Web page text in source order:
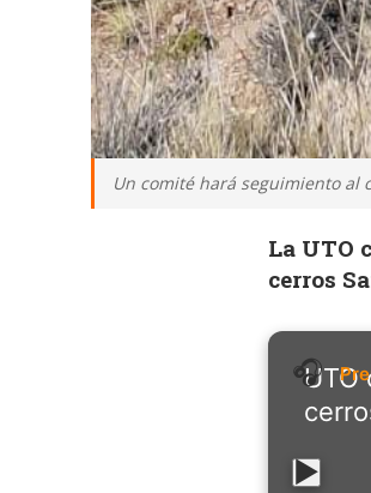
Un comité hará seguimiento al
La UTO
cerros
UTO